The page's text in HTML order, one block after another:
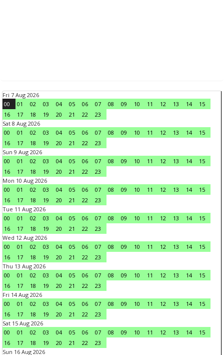
Fri 7 Aug 2026
00
01 02 03 04 05 06 07 08 09 10 11 12 13 14
15
16
17 18 19 20 21 22
23
Sat 8 Aug 2026
00
01 02 03 04 05 06 07 08 09 10 11 12 13 14
15
16
17 18 19 20 21 22
23
Sun 9 Aug 2026
00
01 02 03 04 05 06 07 08 09 10 11 12 13 14
15
16
17 18 19 20 21 22
23
Mon 10 Aug 2026
00
01 02 03 04 05 06 07 08 09 10 11 12 13 14
15
16
17 18 19 20 21 22
23
Tue 11 Aug 2026
00
01 02 03 04 05 06 07 08 09 10 11 12 13 14
15
16
17 18 19 20 21 22
23
Wed 12 Aug 2026
00
01 02 03 04 05 06 07 08 09 10 11 12 13 14
15
16
17 18 19 20 21 22
23
Thu 13 Aug 2026
00
01 02 03 04 05 06 07 08 09 10 11 12 13 14
15
16
17 18 19 20 21 22
23
Fri 14 Aug 2026
00
01 02 03 04 05 06 07 08 09 10 11 12 13 14
15
16
17 18 19 20 21 22
23
Sat 15 Aug 2026
00
01 02 03 04 05 06 07 08 09 10 11 12 13 14
15
16
17 18 19 20 21 22
23
Sun 16 Aug 2026